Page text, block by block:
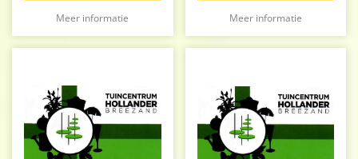
Meer informatie Meer informatie